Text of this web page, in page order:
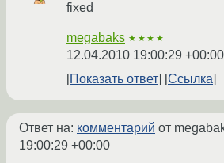
fixed
megabaks ★★★★
12.04.2010 19:00:29 +00:00
Показать ответ
Ссылка
Ответ на: комментарий от
19:00:29 +00:00